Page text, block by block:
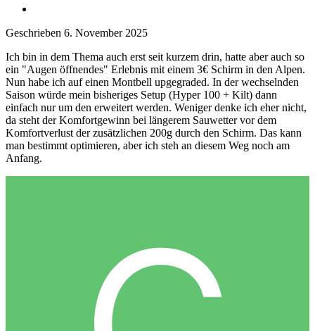
Geschrieben 6. November 2025
Ich bin in dem Thema auch erst seit kurzem drin, hatte aber auch so
ein "Augen öffnendes" Erlebnis mit einem 3€ Schirm in den Alpen.
Nun habe ich auf einen Montbell upgegraded. In der wechselnden
Saison würde mein bisheriges Setup (Hyper 100 + Kilt) dann
einfach nur um den erweitert werden. Weniger denke ich eher nicht,
da steht der Komfortgewinn bei längerem Sauwetter vor dem
Komfortverlust der zusätzlichen 200g durch den Schirm. Das kann
man bestimmt optimieren, aber ich steh an diesem Weg noch am
Anfang.